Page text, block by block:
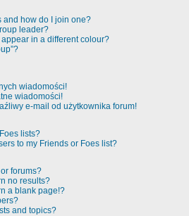
and how do I join one?
leader?
in a different colour?
wiadomości!
wiadomości!
e-mail od użytkownika forum!
lists?
to my Friends or Foes list?
forums?
no results?
a blank page!?
and topics?